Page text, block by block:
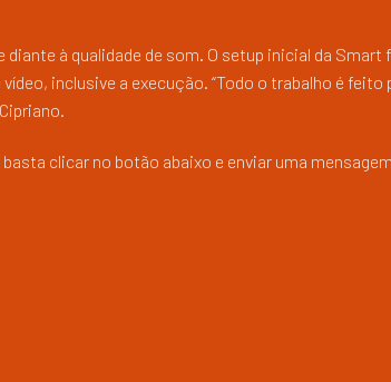
à qualidade de som. O setup inicial da Smart
inclusive a execução. “Todo o trabalho é feito
clicar no botão abaixo e enviar uma